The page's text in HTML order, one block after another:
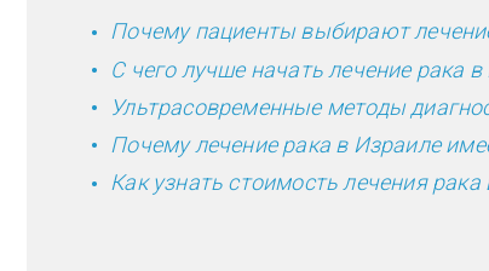
Почему пациенты выбирают
С чего лучше начать лечение рака
Ультрасовременные методы
Почему лечение рака в Израиле
Как узнать стоимость лечения рака